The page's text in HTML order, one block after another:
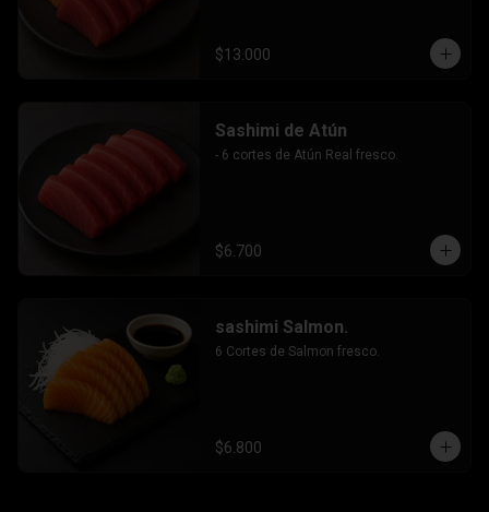
$13.000
Sashimi de Atún
- 6 cortes de Atún Real fresco.
$6.700
sashimi Salmon.
6 Cortes de Salmon fresco.
$6.800